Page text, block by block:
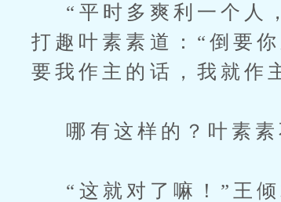
“平时多爽利一个人
打趣叶素素道：“倒要
要我作主的话，我就作
哪有这样的？叶素素
“这就对了嘛！”王倾